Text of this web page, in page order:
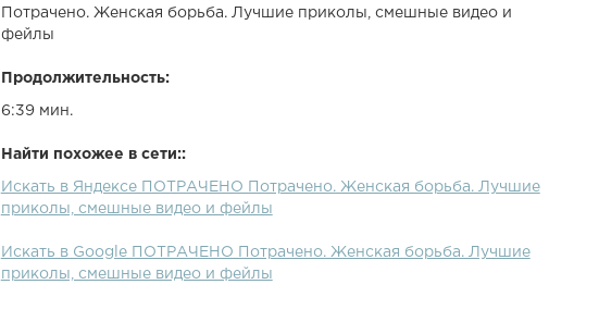
Потрачено. Женская борьба. Лучшие приколы, смешные видео и
фейлы
Продолжительность:
6:39 мин.
Найти похожее в сети::
Искать в Яндексе ПОТРАЧЕНО Потрачено. Женская борьба. Лучшие
приколы, смешные видео и фейлы
Искать в Google ПОТРАЧЕНО Потрачено. Женская борьба. Лучшие
приколы, смешные видео и фейлы